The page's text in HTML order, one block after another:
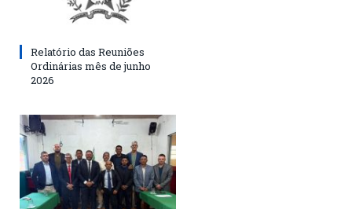
Relatório das Reuniões
Ordinárias mês de junho
2026